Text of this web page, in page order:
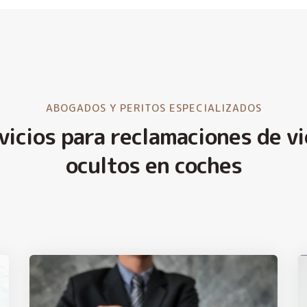
ABOGADOS Y PERITOS ESPECIALIZADOS
para reclamaciones de
ocultos en coches